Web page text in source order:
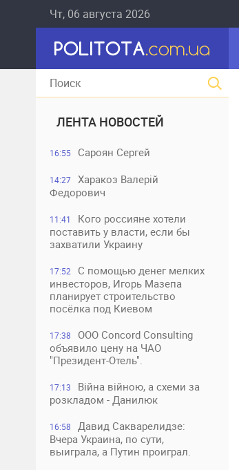
Чт, 06 августа 2026
ЛЕНТА НОВОСТЕЙ
16:55 Сароян Сергей
14:27
Харакоз Валерій
Федорович
11:41
Кого россияне хотели
поставить у власти, если бы
захватили Украину
17:52
С помощью денег мелких
инвесторов, Игорь Мазепа
планирует строительство
посёлка под Киевом
17:38
ООО Concord Consulting
объявило цену на ЧАО
"Президент-Отель".
17:13
Війна війною, а схеми за
розкладом - Данилюк
16:58
Давид Сакварелидзе:
Вчера Украина, по сути,
выиграла, а Путин проиграл.